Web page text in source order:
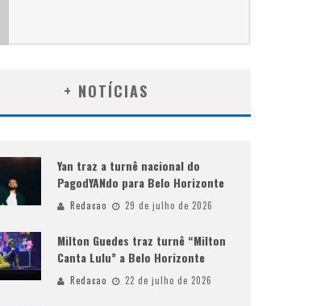
+ NOTÍCIAS
Yan traz a turnê nacional do
PagodYANdo para Belo Horizonte
Redacao 29 de julho de 2026
Milton Guedes traz turnê “Milton
Canta Lulu” a Belo Horizonte
Redacao 22 de julho de 2026